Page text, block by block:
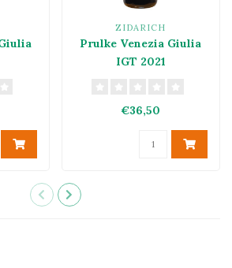
ZIDARICH
Prulke Venezia Giulia
IGT 2021
€36,50